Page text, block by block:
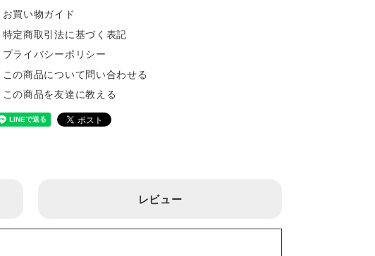
お買い物ガイド
特定商取引法に基づく表記
プライバシーポリシー
この商品について問い合わせる
この商品を友達に教える
レビュー